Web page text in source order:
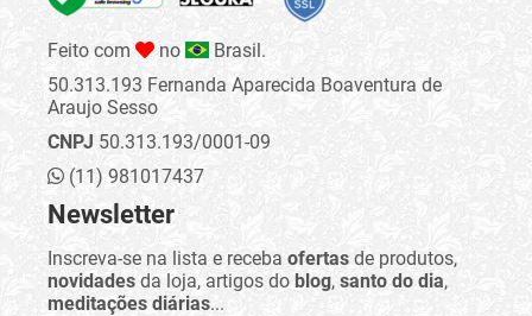
Feito com no
Brasil.
50.313.193 Fernanda Aparecida Boaventura de
Araujo Sesso
CNPJ 50.313.193/0001-09
(11) 981017437
Newsletter
Inscreva-se na lista e receba ofertas de produtos,
novidades da loja, artigos do blog, santo do dia,
meditações diárias...